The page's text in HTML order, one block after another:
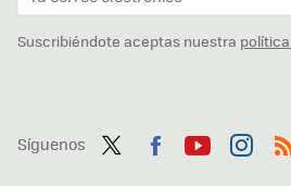
Suscribiéndote aceptas nuestra
Síguenos